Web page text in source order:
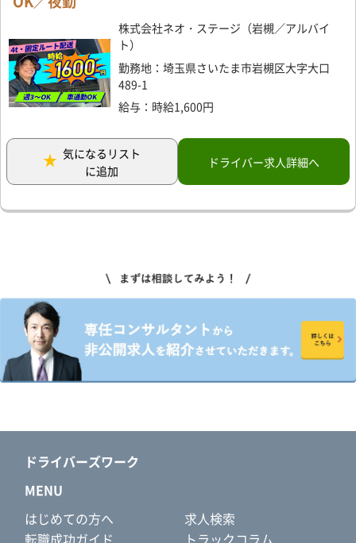
株式会社ネオ・ステージ（岩槻／アルバイ
ト）
勤務地：埼玉県さいたま市岩槻区大字大口
489-1
給与：時給1,600円
気になるリスト
に追加
ドライバー求人詳細へ
ドライバーズワーク
MENU
はじめての方へ
求人検索